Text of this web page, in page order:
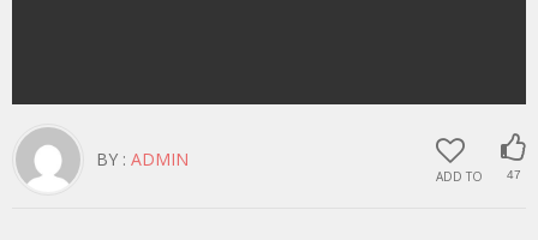
ADD TO 47
BY : ADMIN